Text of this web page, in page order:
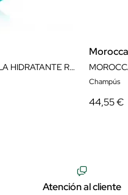
MOROCCANOIL MASCARILLA HIDRATANTE REVITALIZANTE 250ML
Champús
44,55 €
Atención al cliente